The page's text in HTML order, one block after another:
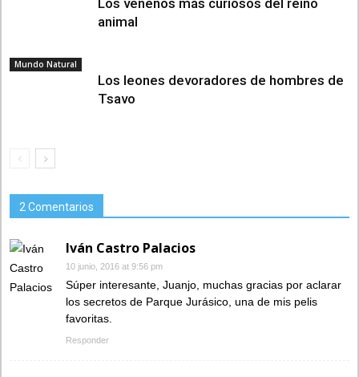
Los venenos más curiosos del reino
animal
Mundo Natural
Los leones devoradores de hombres de
Tsavo
2 Comentarios
Iván Castro Palacios
10 junio, 2016 at 9:56 pm
Súper interesante, Juanjo, muchas gracias por aclarar
los secretos de Parque Jurásico, una de mis pelis
favoritas.
Responder